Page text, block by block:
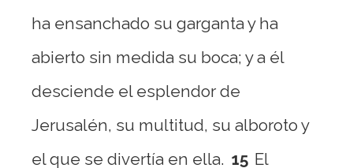
ha ensanchado su garganta y ha
abierto sin medida su boca; y a él
desciende el esplendor de
Jerusalén, su multitud, su alboroto y
el que se divertía en ella. 15 El